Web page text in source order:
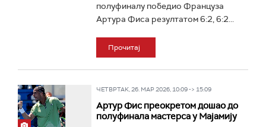
полуфиналу победио Француза
Артура Фиса резултатом 6:2, 6:2...
Прочитај
ЧЕТВРТАК, 26. МАР 2026, 10:09 -> 15:09
Артур Фис преокретом дошао до
полуфинала мастерса у Мајамију